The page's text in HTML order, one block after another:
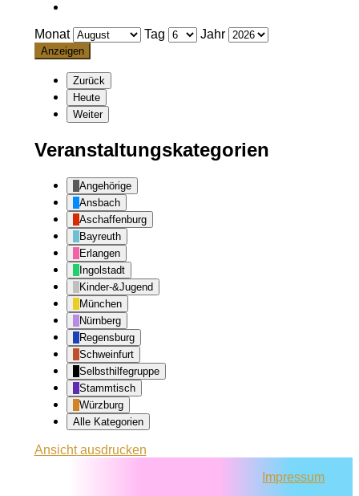
Monat Tag Jahr
Zurück
Heute
Weiter
Veranstaltungskategorien
Angehörige
Ansbach
Aschaffenburg
Bayreuth
Erlangen
Ingolstadt
Kinder-&Jugend
München
Nürnberg
Regensburg
Schweinfurt
Selbsthilfegruppe
Stammtisch
Würzburg
Alle Kategorien
Ansichtausdrucken
Impressum